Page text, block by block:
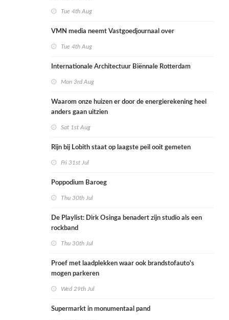
Tue 4th Aug
VMN media neemt Vastgoedjournaal over
Tue 4th Aug
Internationale Architectuur Biënnale Rotterdam
Mon 3rd Aug
Waarom onze huizen er door de energierekening heel
anders gaan uitzien
Sat 1st Aug
Rijn bij Lobith staat op laagste peil ooit gemeten
Fri 31st Jul
Poppodium Baroeg
Thu 30th Jul
De Playlist: Dirk Osinga benadert zijn studio als een
rockband
Thu 30th Jul
Proef met laadplekken waar ook brandstofauto's
mogen parkeren
Wed 29th Jul
Supermarkt in monumentaal pand